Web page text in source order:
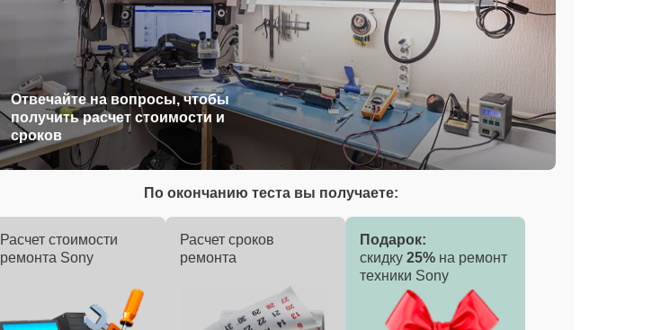
Отвечайте на вопросы, чтобы
получить расчет стоимости и
сроков
По окончанию теста вы получаете:
Расчет стоимости
ремонта Sony
Расчет сроков
ремонта
Подарок:
скидку 25% на ремонт
техники Sony